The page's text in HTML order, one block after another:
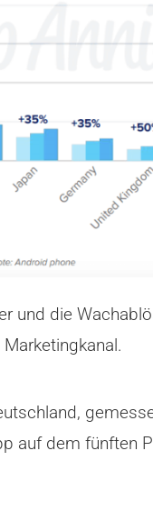
und die
auf dem fünften